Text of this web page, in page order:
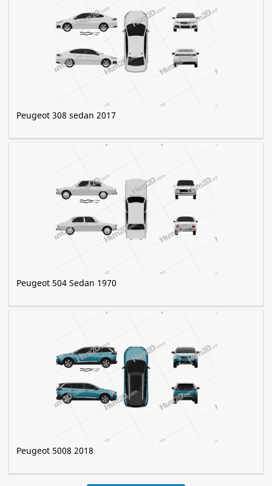
Peugeot 308 sedan 2017
Peugeot 504 Sedan 1970
Peugeot 5008 2018